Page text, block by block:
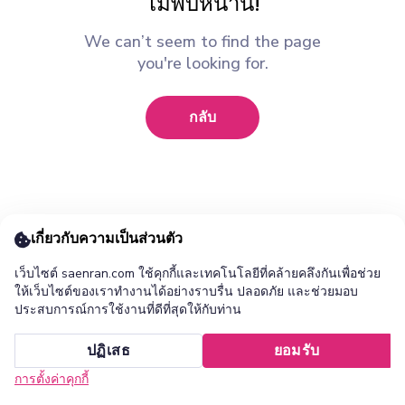
We can’t seem to find the page
you're looking for.
กลับ
หน้าแรก
ยกเลิก ติดตั้ง
เกี่ยวกับความเป็นส่วนตัว
เว็บไซต์ saenran.com ใช้คุกกี้และเทคโนโลยีที่คล้ายคลึงกันเพื่อช่วย
ให้เว็บไซต์ของเราทำงานได้อย่างราบรื่น ปลอดภัย และช่วยมอบ
ประสบการณ์การใช้งานที่ดีที่สุดให้กับท่าน
ปฏิเสธ ยอมรับ
การตั้งค่าคุกกี้